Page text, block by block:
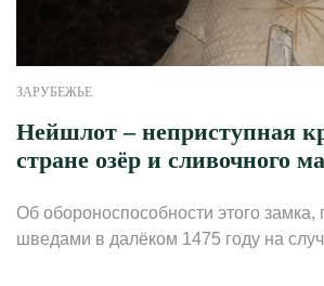
ЗАРУБЕЖЬЕ
Нейшлот – неприступная
стране озёр и сливочного
Об обороноспособности этого замка,
шведами в далёком 1475 году на